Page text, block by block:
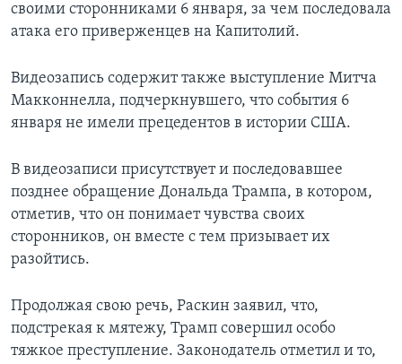
своими сторонниками 6 января, за чем последовала
атака его приверженцев на Капитолий.
Видеозапись содержит также выступление Митча
Макконнелла, подчеркнувшего, что события 6
января не имели прецедентов в истории США.
В видеозаписи присутствует и последовавшее
позднее обращение Дональда Трампа, в котором,
отметив, что он понимает чувства своих
сторонников, он вместе с тем призывает их
разойтись.
Продолжая свою речь, Раскин заявил, что,
подстрекая к мятежу, Трамп совершил особо
тяжкое преступление. Законодатель отметил и то,